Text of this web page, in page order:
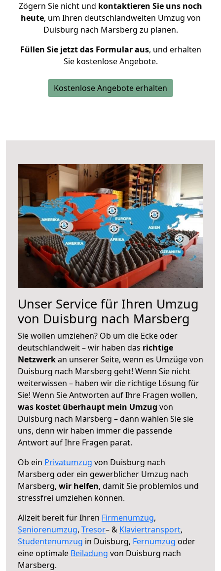
Zögern Sie nicht und kontaktieren Sie uns noch
heute, um Ihren deutschlandweiten Umzug von
Duisburg nach Marsberg zu planen.
Füllen Sie jetzt das Formular aus, und erhalten
Sie kostenlose Angebote.
Kostenlose Angebote erhalten
Unser Service für Ihren Umzug
von Duisburg nach Marsberg
Sie wollen umziehen? Ob um die Ecke oder
deutschlandweit – wir haben das richtige
Netzwerkan unserer Seite, wenn es Umzüge von
Duisburg nach Marsberg geht! Wenn Sie nicht
weiterwissen – haben wir die richtige Lösung für
Sie! Wenn Sie Antworten auf Ihre Fragen wollen,
was kostet überhaupt mein Umzug von
Duisburg nach Marsberg – dann wählen Sie sie
uns, denn wir haben immer die passende
Antwort auf Ihre Fragen parat.
Ob ein Privatumzug von Duisburg nach
Marsberg oder ein gewerblicher Umzug nach
Marsberg, wir helfen, damit Sie problemlos und
stressfrei umziehen können.
Allzeit bereit für Ihren Firmenumzug,
Seniorenumzug, Tresor– & Klaviertransport,
Studentenumzug in Duisburg, Fernumzug oder
eine optimale Beiladung von Duisburg nach
Marsberg.